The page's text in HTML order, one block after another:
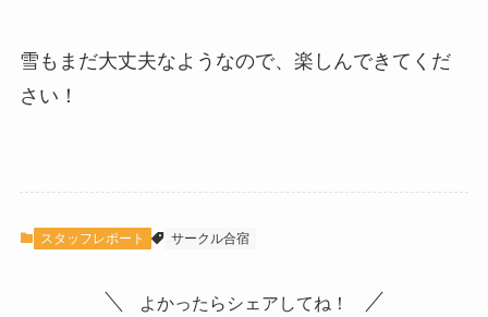
雪もまだ大丈夫なようなので、楽しんできてくだ
さい！
スタッフレポート サークル合宿
よかったらシェアしてね！